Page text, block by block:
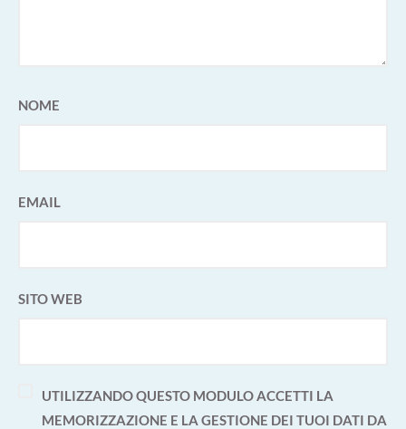
NOME
EMAIL
SITO WEB
UTILIZZANDO QUESTO MODULO ACCETTI LA
MEMORIZZAZIONE E LA GESTIONE DEI TUOI DATI DA